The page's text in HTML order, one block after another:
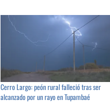
Cerro Largo: peón rural falleció tras ser
alcanzado por un rayo en Tupambaé